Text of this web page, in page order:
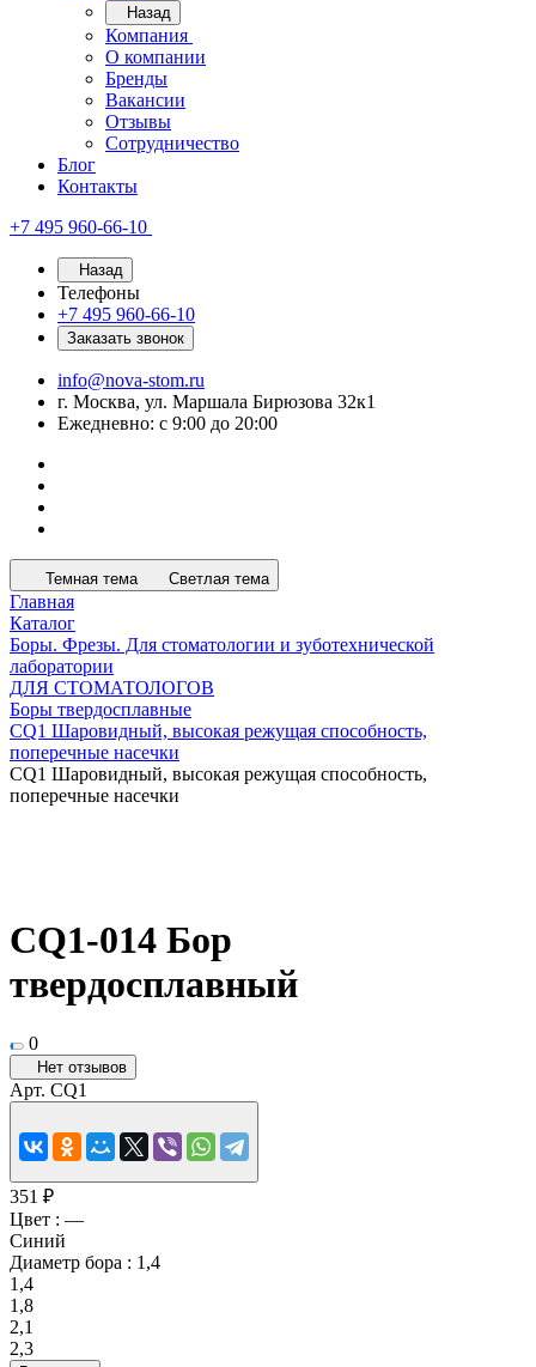
Назад
Компания
О компании
Бренды
Вакансии
Отзывы
Сотрудничество
Блог
Контакты
+7 495 960-66-10
Назад
Телефоны
+7 495 960-66-10
Заказать звонок
info@nova-stom.ru
г. Москва, ул. Маршала Бирюзова 32к1
Ежедневно: с 9:00 до 20:00
Темная тема Светлая тема
Главная
Каталог
Боры. Фрезы. Для стоматологии и зуботехнической
лаборатории
ДЛЯ СТОМАТОЛОГОВ
Боры твердосплавные
СQ1 Шаровидный, высокая режущая способность,
поперечные насечки
СQ1 Шаровидный, высокая режущая способность,
поперечные насечки
CQ1-014 Бор
твердосплавный
0
Нет отзывов
Арт. CQ1
351 ₽
Цвет : —
Синий
Диаметр бора : 1,4
1,4
1,8
2,1
2,3